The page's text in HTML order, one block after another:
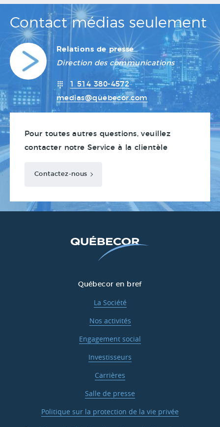
Contact médias seulement
Relations de presse
Direction des communications
1 514 380-4572
medias@quebecor.com
Pour toutes autres questions, veuillez
contacter notre Service à la clientèle
Contactez-nous
Québecor en bref
La Société
Nos activités
Engagement social
Investisseurs
Carrières
Salle de presse
Politique sur la protection de la vie privée